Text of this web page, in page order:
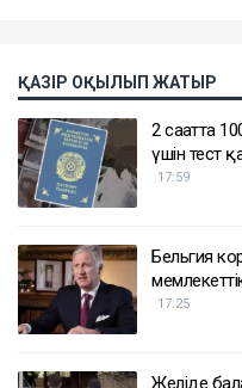
ҚАЗІР ОҚЫЛЫП ЖАТЫР
2 сағатта
үшін тест
17:59
Бельгия
17:25